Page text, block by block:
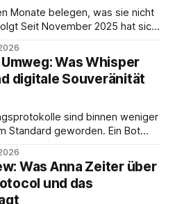
Monate belegen, was sie nicht
sich
unterstützen, sondern
Es gibt inzwischen genug
Belege statt
Was Whisper
digitale Souveränität
sind binnen weniger
Standard geworden. Ein Bot
samt Aufgabenliste. Das
verarbeitet es und unter
welcher Rechtsgrundlage? Es gibt
Was Anna Zeiter über
und das